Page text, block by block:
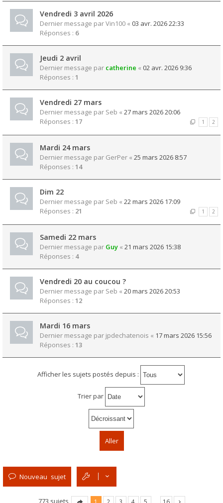
Vendredi 3 avril 2026
Dernier message parVin100 « 03 avr. 2026 22:33
Réponses : 6
Jeudi 2 avril
Dernier message par catherine « 02 avr. 2026 9:36
Réponses : 1
Vendredi 27 mars
Dernier message par Seb « 27 mars 2026 20:06
Réponses : 17 1 2
Mardi 24 mars
Dernier message par GerPer « 25 mars 2026 8:57
Réponses : 14
Dim 22
Dernier message par Seb « 22 mars 2026 17:09
Réponses : 21 1 2
Samedi 22 mars
Dernier message par Guy « 21 mars 2026 15:38
Réponses : 4
Vendredi 20 au coucou ?
Dernier message par Seb « 20 mars 2026 20:53
Réponses : 12
Mardi 16 mars
Dernier message par jpdechatenois « 17 mars 2026 15:56
Réponses : 13
Afficher les sujets postés depuis :
Trier par
Nouveau sujet
773 sujets